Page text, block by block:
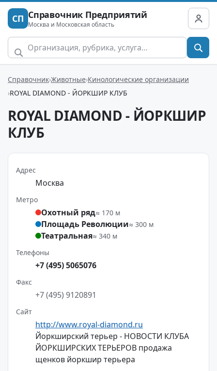
СП Справочник Предприятий
Москва и Московская область
Справочник Животные Кинологические организации
ROYAL DIAMOND - ЙОРКШИР КЛУБ
ROYAL DIAMOND - ЙОРКШИР
КЛУБ
Адрес
Москва
Метро
Охотный ряд≈ 170 м
Площадь Революции≈ 300 м
Театральная≈ 340 м
Телефоны
+7 (495) 5065076
Факс
+7 (495) 9120891
Сайт
http://www.royal-diamond.ru
Йоркширский терьер - НОВОСТИ КЛУБА
ЙОРКШИРСКИХ ТЕРЬЕРОВ продажа
щенков йоркшир терьера